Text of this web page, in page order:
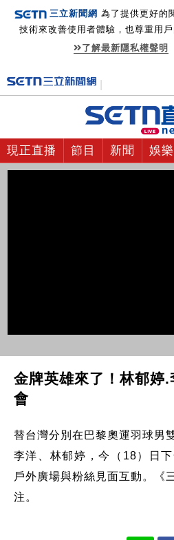
三立新聞網 為了提供更好的
技術來改善使用者體驗，也尊重用
了解最新隱私權聲明
現正直播 節目 新聞 娛樂
金牌英雄來了！林郁婷
會
替台灣分別在巴黎奧運羽球男
李洋、林郁婷，今（18）日
戶外廣場與粉絲見面互動。《
注。